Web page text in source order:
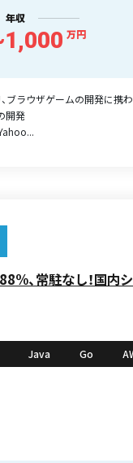
年収
万円
ブラウザゲームの開発に携
開発
、常駐なし！国内
Java Go